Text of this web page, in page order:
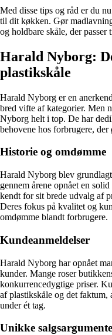
Med disse tips og råd er du
til dit køkken. Gør
og holdbare skåle, der passer
Harald Nyborg:
plastikskåle
Harald Nyborg er en
bred vifte af kategorier. Men
Nyborg helt i top. De har
behovene hos forbrugere,
Historie og omdømme
Harald Nyborg blev
gennem årene opnået en
kendt for sit brede udvalg af
Deres fokus på kvalitet og
omdømme blandt forbrugere.
Kundeanmeldelser
Harald Nyborg har opnået
kunder. Mange roser
konkurrencedygtige priser.
af plastikskåle og det faktum,
under ét tag.
Unikke